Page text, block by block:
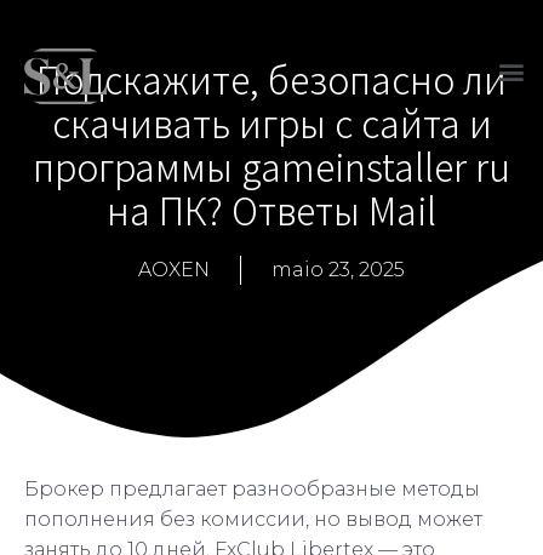
Подскажите, безопасно ли
скачивать игры с сайта и
программы gameinstaller ru
на ПК? Ответы Mail
AOXEN maio 23, 2025
Брокер предлагает разнообразные методы
пополнения без комиссии, но вывод может
занять до 10 дней. FxClub Libertex — это